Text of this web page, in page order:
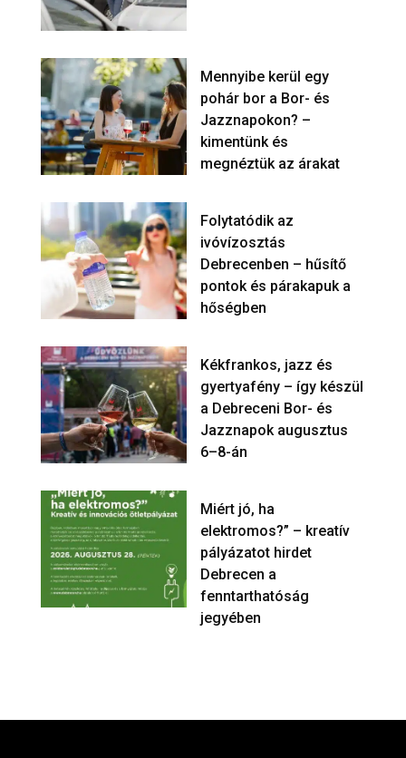
Mennyibe kerül egy
pohár bor a Bor- és
Jazznapokon? –
kimentünk és
megnéztük az árakat
Folytatódik az
ivóvízosztás
Debrecenben – hűsítő
pontok és párakapuk a
hőségben
Kékfrankos, jazz és
gyertyafény – így készül
a Debreceni Bor- és
Jazznapok augusztus
6–8-án
Miért jó, ha
elektromos?” – kreatív
pályázatot hirdet
Debrecen a
fenntarthatóság
jegyében